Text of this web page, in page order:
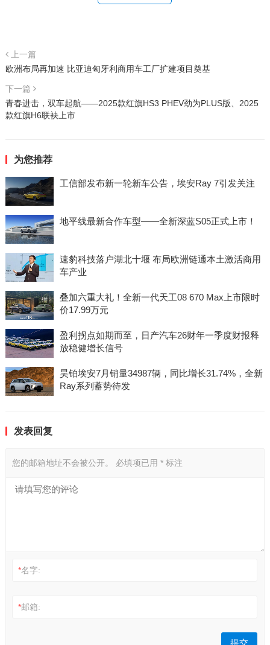
上一篇
欧洲布局再加速 比亚迪匈牙利商用车工厂扩建项目奠基
下一篇
青春进击，双车起航——2025款红旗HS3 PHEV劲为PLUS版、2025
款红旗H6联袂上市
为您推荐
工信部发布新一轮新车公告，埃安Ray 7引发关注
地平线最新合作车型——全新深蓝S05正式上市！
速豹科技落户湖北十堰 布局欧洲链通本土激活商用
车产业
叠加六重大礼！全新一代天工08 670 Max上市限时
价17.99万元
盈利拐点如期而至，日产汽车26财年一季度财报释
放稳健增长信号
昊铂埃安7月销量34987辆，同比增长31.74%，全新
Ray系列蓄势待发
发表回复
您的邮箱地址不会被公开。 必填项已用 *标注
*名字:
*邮箱: